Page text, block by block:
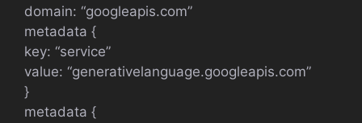
domain: “googleapis.com”
metadata {
key: “service”
value: “generativelanguage.googleapis.com”
}
metadata {